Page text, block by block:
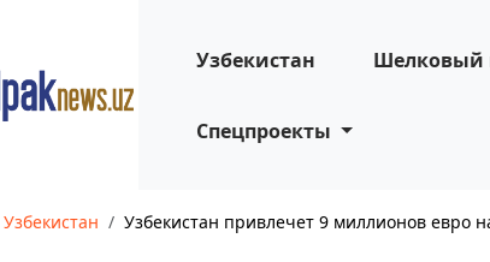
Узбекистан Шелковый
Спецпроекты
Узбекистан Узбекистан привлечет 9 миллионов евро